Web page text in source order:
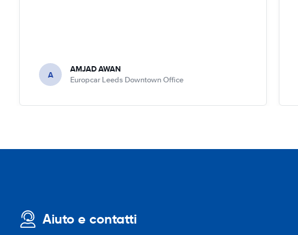
A AMJAD AWAN
Europcar Leeds Downtown Office
Aiuto e contatti